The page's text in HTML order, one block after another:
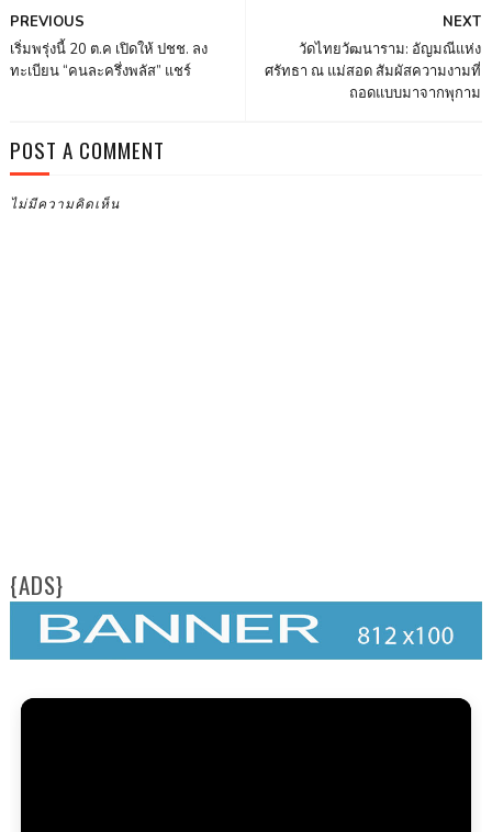
NEXT
วัดไทยวัฒนาราม: อัญมณีแห่ง
ศรัทธา ณ แม่สอด สัมผัสความงามที่
ถอดแบบมาจากพุกาม
PREVIOUS
เริ่มพรุ่งนี้ 20 ต.ค เปิดให้ ปชช. ลง
ทะเบียน “คนละครึ่งพลัส” แชร์
POST A COMMENT
ไม่มีความคิดเห็น
{ADS}